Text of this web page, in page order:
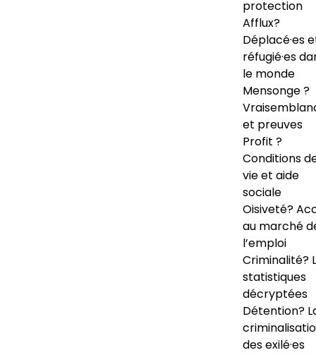
protection
Afflux?
Déplacé·es
réfugié·es
le monde
Mensonge ?
et preuves
Profit ?
Conditions
vie et aide
sociale
Oisiveté?
au marché
l’emploi
Criminalité?
statistiques
décryptées
Détention?
des exilé·es